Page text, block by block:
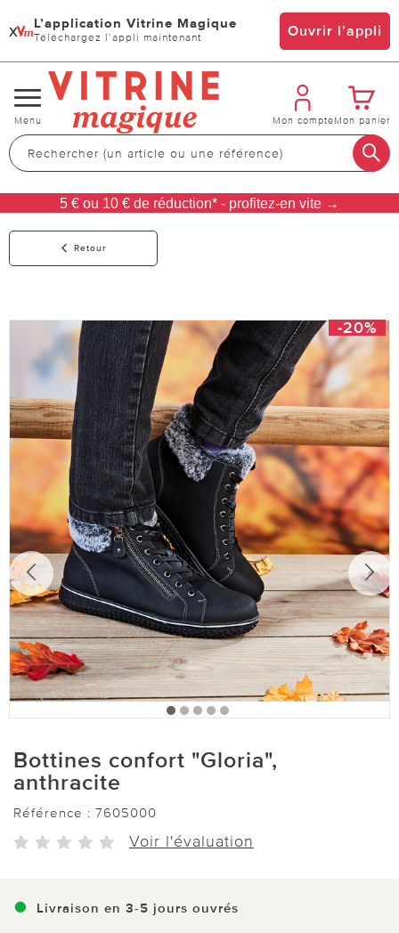
x L’application Vitrine Magique
Téléchargez l’appli maintenant Ouvrir l’appli
Changer
de
navigation
Menu Mon compteMon panier
5 € ou 10 € de réduction* - profitez-en vite →
Retour
-20%
Bottines confort "Gloria",
anthracite
Référence : 7605000
Voir l'évaluation
Livraison en 3-5 jours ouvrés